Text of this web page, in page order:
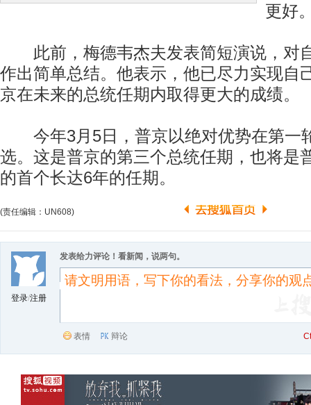
更好
此前，梅德韦杰夫发表简短演说，对
作出简单总结。他表示，他已尽力实现自
京在未来的总统任期内取得更大的成绩。
今年3月5日，普京以绝对优势在第一
选。这是普京的第三个总统任期，也将是
的首个长达6年的任期。
(责任编辑：UN608)
登录/注册
发表给力评论！看新闻，说两句。
表情 辩论